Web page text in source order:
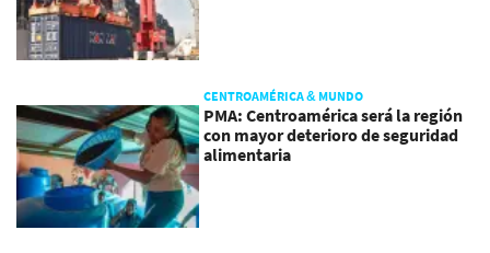
CENTROAMÉRICA & MUNDO
PMA: Centroamérica será la región
con mayor deterioro de seguridad
alimentaria